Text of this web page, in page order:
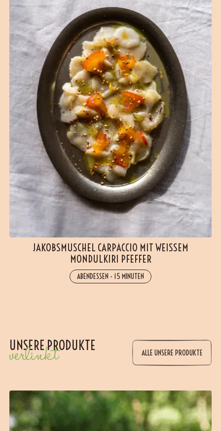
JAKOBSMUSCHEL CARPACCIO MIT WEISSEM M
ONDULKIRI PFEFFER
ABENDESSEN - 15 MINUTEN
UNSERE PRODUKTE
verlinkt ALLE UNSERE PRODUKTE